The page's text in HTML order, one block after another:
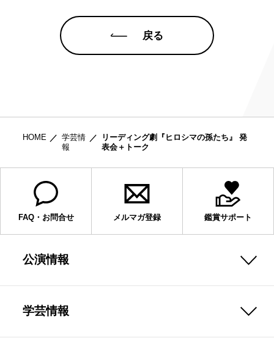
戻る
HOME
学芸情
報
リーディング劇『ヒロシマの孫たち』 発
表会＋トーク
FAQ・お問合せ メルマガ登録 鑑賞サポート
公演情報
学芸情報